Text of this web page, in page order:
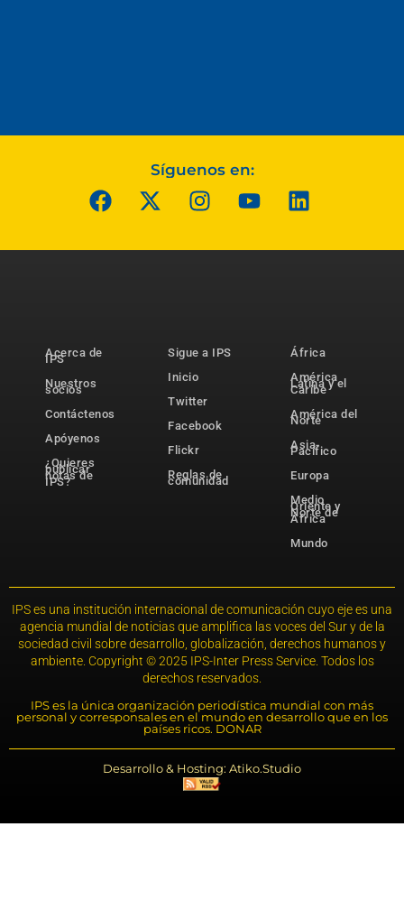
Síguenos en:
Acerca de
IPS
Nuestros
socios
Contáctenos
Apóyenos
¿Quieres
publicar
notas de
IPS?
Sigue a IPS
Inicio
Twitter
Facebook
Flickr
Reglas de
comunidad
África
América
Latina y el
Caribe
América del
Norte
Asia-
Pacífico
Europa
Medio
Oriente y
Norte de
África
Mundo
IPS es una institución internacional de comunicación cuyo eje es una
agencia mundial de noticias que amplifica las voces del Sur y de la
sociedad civil sobre desarrollo, globalización, derechos humanos y
ambiente. Copyright © 2025 IPS-Inter Press Service. Todos los
derechos reservados.
IPS es la única organización periodística mundial con más
personal y corresponsales en el mundo en desarrollo que en los
países ricos. DONAR
Desarrollo & Hosting: Atiko.Studio